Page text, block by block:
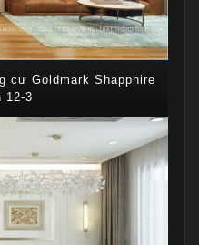
cư Goldmark Shapphire
12-3